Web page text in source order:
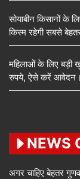
सोयाबीन किसानों
किस्म रहेगी सबसे
महिलाओं के लिए बड़ी
रुपये, ऐसे करें आवेदन।
NEWS
अगर चाहिए बेहतर